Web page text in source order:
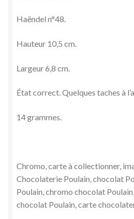
Haëndel n°48.
Hauteur 10,5 cm.
Largeur 6,8 cm.
État correct. Quelques taches à
14 grammes.
Chromo, carte à collectionner,
Chocolaterie Poulain, chocolat
Poulain, chromo chocolat
chocolat Poulain, carte